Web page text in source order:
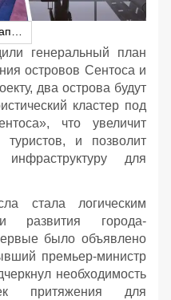
генеральный план
островов Сентоса и
два острова будут
кластер под
что увеличит
и позволит
инфраструктуру для
стала логическим
развития города-
было объявлено
премьер-министр
необходимость
притяжения для